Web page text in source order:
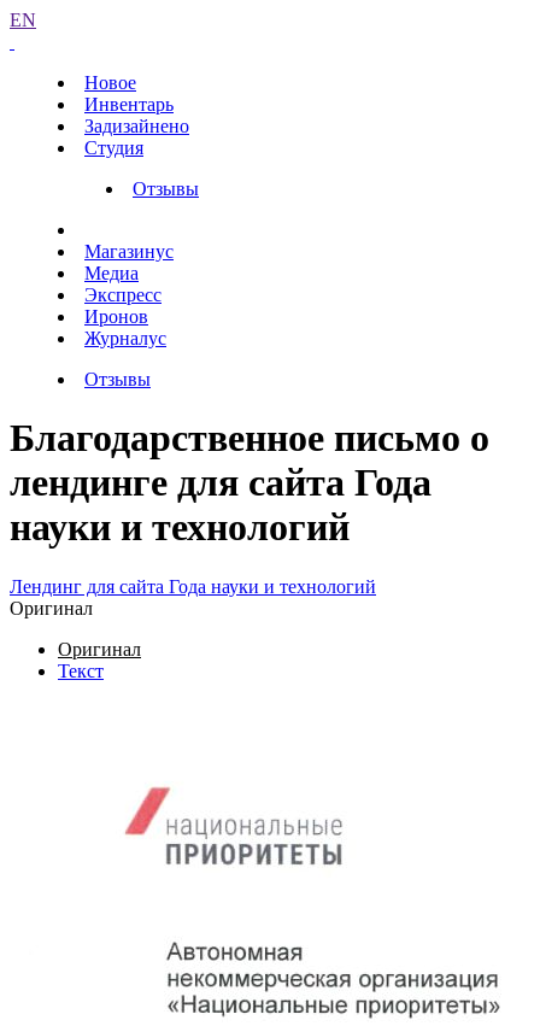
EN
Новое
Инвентарь
Задизайнено
Студия
Отзывы
Магазинус
Медиа
Экспресс
Иронов
Журналус
Отзывы
Благодарственное письмо о
лендинге для сайта Года
науки и технологий
Лендинг для сайта Года науки и технологий
Оригинал
Оригинал
Текст